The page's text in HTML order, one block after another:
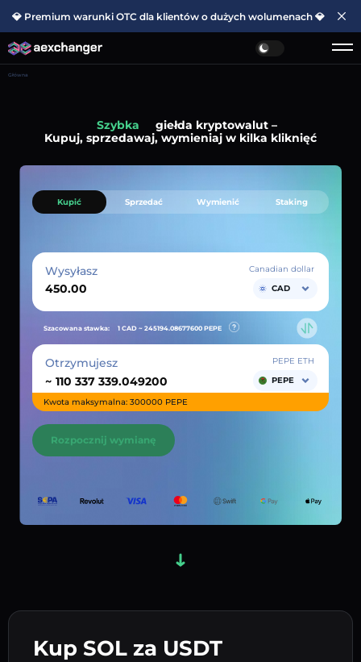
💎 Premium warunki OTC dla klientów o dużych wolumenach 💎
Główna
Szybka
giełda kryptowalut –
Kupuj, sprzedawaj, wymieniaj w kilka kliknięć
Kup SOL za USDT
Kupić Sprzedać Wymienić Staking
Wysyłasz
Canadian dollar
CAD
Szacowana stawka: 1 CAD ~ 245194.08677600 PEPE
Otrzymujesz
~
PEPE ETH
PEPE
Kwota maksymalna: 300000 PEPE
Rozpocznij wymianę